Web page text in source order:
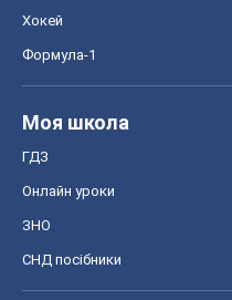
Хокей
Формула-1
Моя школа
ГДЗ
Онлайн уроки
ЗНО
СНД посібники